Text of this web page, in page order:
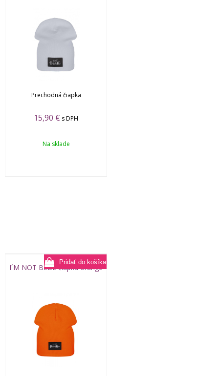
Prechodná čiapka
15,90 € s DPH
Na sklade
I´M NOT BEBE čiapka orange